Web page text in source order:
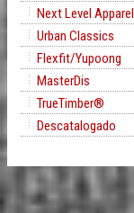
Next Level Apparel
Urban Classics
Flexfit/Yupoong
MasterDis
TrueTimber®
Descatalogado